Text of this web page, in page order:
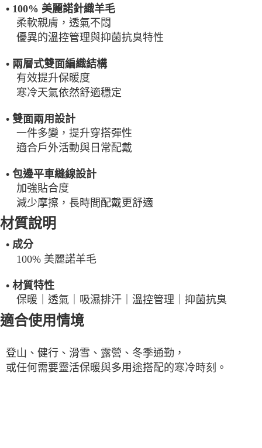
每筆NT$100
宅配出貨(2000以上免運)
• 100% 美麗諾針織羊毛
柔軟親膚，透氣不悶
優異的溫控管理與抑菌抗臭特性
• 兩層式雙面編織結構
有效提升保暖度
寒冷天氣依然舒適穩定
• 雙面兩用設計
一件多變，提升穿搭彈性
適合戶外活動與日常配戴
• 包邊平車縫線設計
加強貼合度
減少摩擦，長時間配戴更舒適
材質說明
• 成分
100% 美麗諾羊毛
• 材質特性
保暖｜透氣｜吸濕排汗｜溫控管理｜抑菌抗臭
適合使用情境
登山、健行、滑雪、露營、冬季通勤，
或任何需要靈活保暖與多用途搭配的寒冷時刻。